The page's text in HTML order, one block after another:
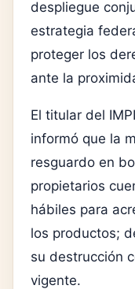
despliegue
estrategia
proteger los
ante la
El titular del
informó que la
resguardo en
propietarios
hábiles para
los productos;
su destrucción
vigente.